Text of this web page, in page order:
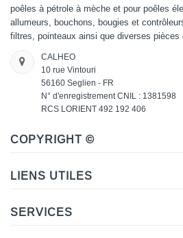
poêles à pétrole à mèche et pour poêles
allumeurs, bouchons, bougies et
filtres, pointeaux ainsi que diverses pièces
CALHEO
10 rue Vintouri
56160 Seglien - FR
N° d'enregistrement CNIL : 1381598
RCS LORIENT 492 192 406
COPYRIGHT ©
LIENS UTILES
SERVICES